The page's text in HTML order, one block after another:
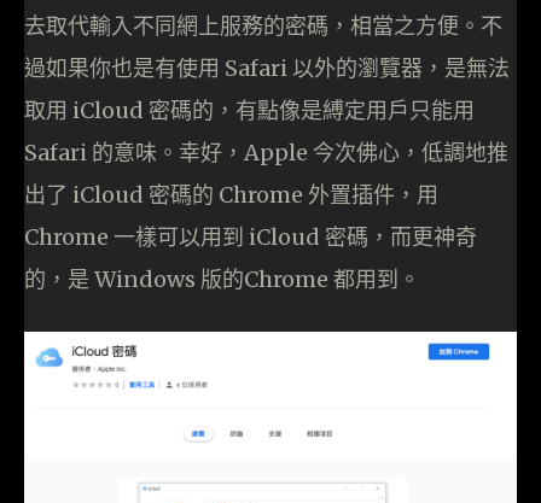
去取代輸入不同網上服務的密碼，相當之方便。不
過如果你也是有使用 Safari 以外的瀏覽器，是無法
取用 iCloud 密碼的，有點像是縛定用戶只能用
Safari 的意味。幸好，Apple 今次佛心，低調地推
出了 iCloud 密碼的 Chrome 外置插件，用
Chrome 一樣可以用到 iCloud 密碼，而更神奇
的，是 Windows 版的Chrome 都用到。